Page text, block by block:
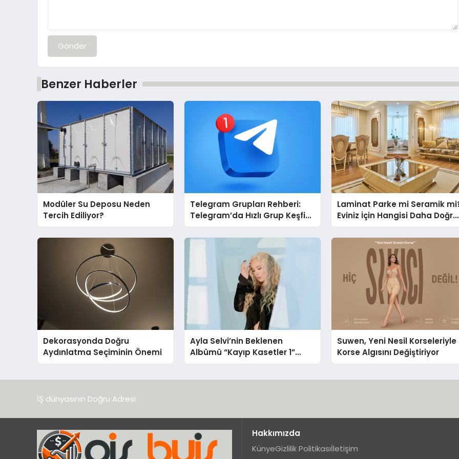
Gönder
Benzer Haberler
Modüler Su Deposu Neden
Tercih Ediliyor?
Telegram Grupları Rehberi:
Telegram’da Hızlı Grup Keşfi
İçin Grupbul.com
Laminat Parke mi Seramik
Eviniz İçin Hangisi Daha Doğru
Seçim?
Dekorasyonda Doğru
Aydınlatma Seçiminin Önemi
Ayla Selvi’nin Beklenen
Albümü “Kayıp Kasetler 1”
Yayınlandı!
Suwen, Yeni Nesil Korseleriyle
Korse Algısını Değiştiriyor
İŞ dünyasının Doğru Adresi
Hakkımızda
KünyeGizlilik Politikasıİletişim